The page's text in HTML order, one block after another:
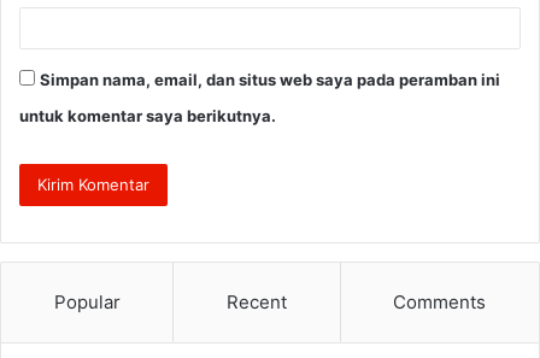
Simpan nama, email, dan situs web saya pada peramban ini
untuk komentar saya berikutnya.
Popular Recent Comments